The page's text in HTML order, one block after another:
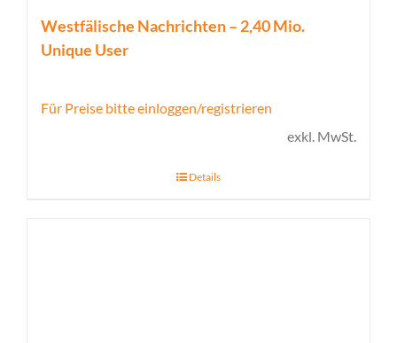
Westfälische Nachrichten – 2,40 Mio.
Unique User
Für Preise bitte einloggen/registrieren
exkl. MwSt.
Details